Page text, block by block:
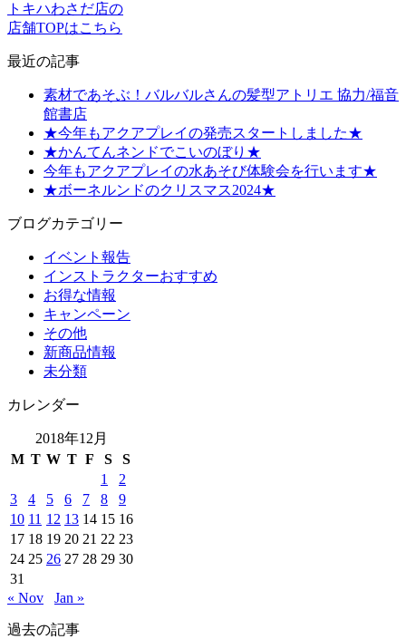
トキハわさだ店の
店舗TOPはこちら
最近の記事
素材であそぶ！バルバルさんの髪型アトリエ 協力/福音
館書店
★今年もアクアプレイの発売スタートしました★
★かんてんネンドでこいのぼり★
今年もアクアプレイの水あそび体験会を行います★
★ボーネルンドのクリスマス2024★
ブログカテゴリー
イベント報告
インストラクターおすすめ
お得な情報
キャンペーン
その他
新商品情報
未分類
カレンダー
2018年12月
M T W T F S
S
1
2
3
4 5 6 7 8
9
10 11 12 13 14 15 16
17 18 19 20 21 22 23
24 25 26 27 28 29 30
31
« Nov
Jan »
過去の記事